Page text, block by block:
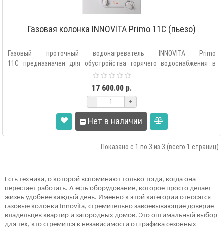
Газовая колонка INNOVITA Primo 11C (пьезо)
Газовый проточный водонагреватель INNOVITA Primo
11C предназначен для обустройства горячего водоснабжения в
квартирах и частных домах ..
17 600.00 р.
- +
Нет в наличии
Показано с 1 по 3 из 3 (всего 1 страниц)
Есть техника, о которой вспоминают только тогда, когда она
перестает работать. А есть оборудование, которое просто делает
жизнь удобнее каждый день. Именно к этой категории относятся
газовые колонки Innovita, стремительно завоевывающие доверие
владельцев квартир и загородных домов. Это оптимальный выбор
для тех, кто стремится к независимости от графика сезонных